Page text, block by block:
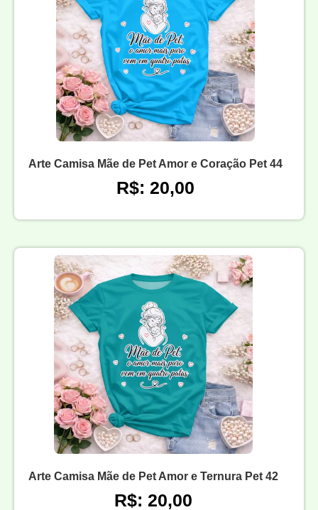
Arte Camisa Mãe de Pet Amor e Coração Pet 44
R$: 20,00
Arte Camisa Mãe de Pet Amor e Ternura Pet 42
R$: 20,00